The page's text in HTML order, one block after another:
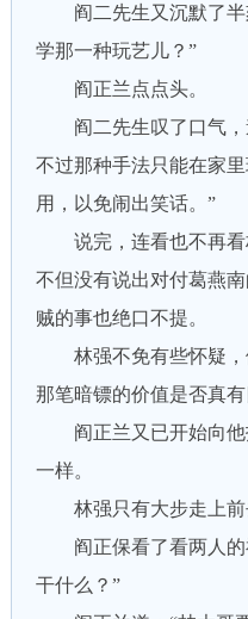
阎二先生又沉默了半
学那一种玩艺儿？”
阎正兰点点头。
阎二先生叹了口气，
不过那种手法只能在家
用，以免闹出笑话。”
说完，连看也不再看
不但没有说出对付葛燕
贼的事也绝口不提。
林强不免有些怀疑，
那笔暗镖的价值是否真有
阎正兰又已开始向他
一样。
林强只有大步走上前
阎正保看了看两人的
干什么？”